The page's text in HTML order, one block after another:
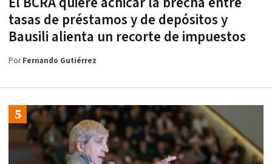
tasas de préstamos y de depósitos y
Bausili alienta un recorte de impuestos
PorFernando Gutiérrez